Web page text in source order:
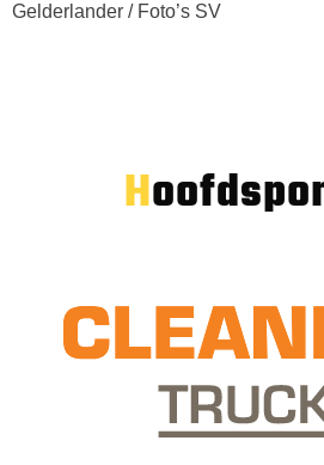
Gelderlander / Foto’s SV